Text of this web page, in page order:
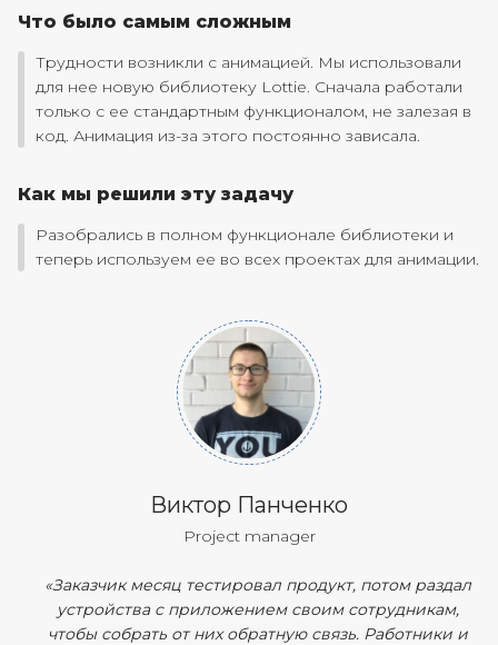
Что было самым сложным
Трудности возникли с анимацией. Мы использовали
для нее новую библиотеку Lottie. Сначала работали
только с ее стандартным функционалом, не залезая в
код. Анимация из-за этого постоянно зависала.
Как мы решили эту задачу
Разобрались в полном функционале библиотеки и
теперь используем ее во всех проектах для анимации.
Виктор Панченко
Project manager
«Заказчик месяц тестировал продукт, потом раздал
устройства с приложением своим сотрудникам,
чтобы собрать от них обратную связь. Работники и